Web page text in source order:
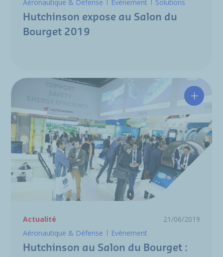
Aéronautique & Défense
Evènement Solutions
Hutchinson expose au Salon du
Bourget 2019
Actualité
21/06/2019
Aéronautique & Défense
Evènement
Hutchinson au Salon du Bourget :